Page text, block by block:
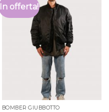
In offerta!
BOMBER GIUBBOTTO